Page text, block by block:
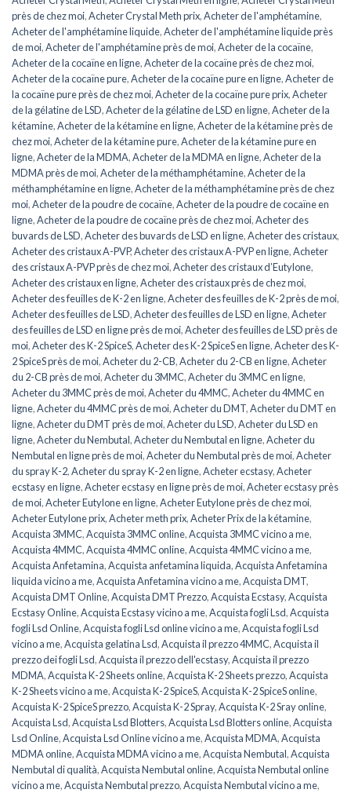
près de chez moi,Acheter Crystal Meth prix,Acheter de l'amphétamine,
Acheter de l'amphétamine liquide,Acheter de l'amphétamine liquide près
de moi,Acheter de l'amphétamine près de moi,Acheter de la cocaïne,
Acheter de la cocaïne en ligne,Acheter de la cocaïne près de chez moi,
Acheter de la cocaïne pure,Acheter de la cocaïne pure en ligne,Acheter de
la cocaïne pure près de chez moi,Acheter de la cocaïne pure prix,Acheter
de la gélatine de LSD,Acheter de la gélatine de LSD en ligne,Acheter de la
kétamine,Acheter de la kétamine en ligne,Acheter de la kétamine près de
chez moi,Acheter de la kétamine pure,Acheter de la kétamine pure en
ligne,Acheter de la MDMA,Acheter de la MDMA en ligne,Acheter de la
MDMA près de moi,Acheter de la méthamphétamine,Acheter de la
méthamphétamine en ligne,Acheter de la méthamphétamine près de chez
moi,Acheter de la poudre de cocaïne,Acheter de la poudre de cocaïne en
ligne,Acheter de la poudre de cocaïne près de chez moi,Acheter des
buvards de LSD,Acheter des buvards de LSD en ligne,Acheter des cristaux,
Acheter des cristaux A-PVP,Acheter des cristaux A-PVP en ligne,Acheter
des cristaux A-PVP près de chez moi,Acheter des cristaux d’Eutylone,
Acheter des cristaux en ligne,Acheter des cristaux près de chez moi,
Acheter des feuilles de K-2 en ligne,Acheter des feuilles de K-2 près de moi,
Acheter des feuilles de LSD,Acheter des feuilles de LSD en ligne,Acheter
des feuilles de LSD en ligne près de moi,Acheter des feuilles de LSD près de
moi,Acheter des K-2 SpiceS,Acheter des K-2 SpiceS en ligne,Acheter des K-
2 SpiceS près de moi,Acheter du 2-CB,Acheter du 2-CB en ligne,Acheter
du 2-CB près de moi,Acheter du 3MMC,Acheter du 3MMC en ligne,
Acheter du 3MMC près de moi,Acheter du 4MMC,Acheter du 4MMC en
ligne,Acheter du 4MMC près de moi,Acheter du DMT,Acheter du DMT en
ligne,Acheter du DMT près de moi,Acheter du LSD,Acheter du LSD en
ligne,Acheter du Nembutal,Acheter du Nembutal en ligne,Acheter du
Nembutal en ligne près de moi,Acheter du Nembutal près de moi,Acheter
du spray K-2,Acheter du spray K-2 en ligne,Acheter ecstasy,Acheter
ecstasy en ligne,Acheter ecstasy en ligne près de moi,Acheter ecstasy près
de moi,Acheter Eutylone en ligne,Acheter Eutylone près de chez moi,
Acheter Eutylone prix,Acheter meth prix,Acheter Prix de la kétamine,
Acquista 3MMC,Acquista 3MMC online,Acquista 3MMC vicino a me,
Acquista 4MMC,Acquista 4MMC online,Acquista 4MMC vicino a me,
Acquista Anfetamina,Acquista anfetamina liquida,Acquista Anfetamina
liquida vicino a me,Acquista Anfetamina vicino a me,Acquista DMT,
Acquista DMT Online,Acquista DMT Prezzo,Acquista Ecstasy,Acquista
Ecstasy Online,Acquista Ecstasy vicino a me,Acquista fogli Lsd,Acquista
fogli Lsd Online,Acquista fogli Lsd online vicino a me,Acquista fogli Lsd
vicino a me,Acquista gelatina Lsd,Acquista il prezzo 4MMC,Acquista il
prezzo dei fogli Lsd,Acquista il prezzo dell'ecstasy,Acquista il prezzo
MDMA,Acquista K-2 Sheets online,Acquista K-2 Sheets prezzo,Acquista
K-2 Sheets vicino a me,Acquista K-2 SpiceS,Acquista K-2 SpiceS online,
Acquista K-2 SpiceS prezzo,Acquista K-2 Spray,Acquista K-2 Sray online,
Acquista Lsd,Acquista Lsd Blotters,Acquista Lsd Blotters online,Acquista
Lsd Online,Acquista Lsd Online vicino a me,Acquista MDMA,Acquista
MDMA online,Acquista MDMA vicino a me,Acquista Nembutal,Acquista
Nembutal di qualità,Acquista Nembutal online,Acquista Nembutal online
vicino a me,Acquista Nembutal prezzo,Acquista Nembutal vicino a me,